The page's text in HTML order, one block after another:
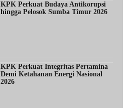
KPK Perkuat Budaya Antikorupsi
hingga Pelosok Sumba Timur 2026
KPK Perkuat Integritas Pertamina
Demi Ketahanan Energi Nasional
2026